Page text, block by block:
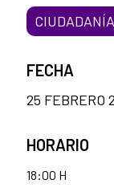
FECHA
25 FEBRERO
HORARIO
18:00 H